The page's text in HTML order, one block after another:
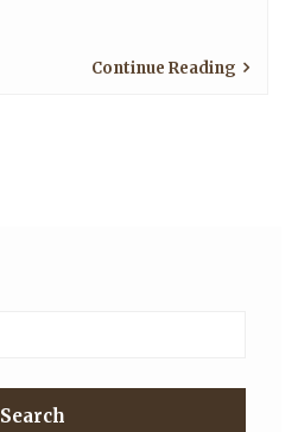
Continue Reading
Search